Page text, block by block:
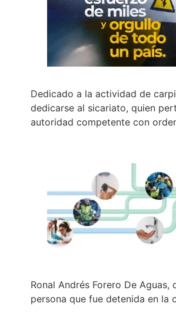
Dedicado a la actividad de
dedicarse al sicariato, quien
autoridad competente con
Ronal Andrés Forero De
persona que fue detenida en la